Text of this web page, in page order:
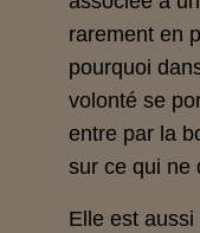
rarement en
pourquoi
volonté se
entre par la
sur ce qui ne
Elle est